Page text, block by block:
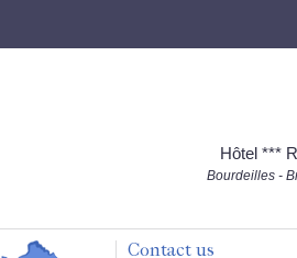
Hôtel ***
Bourdeilles -
Contact us